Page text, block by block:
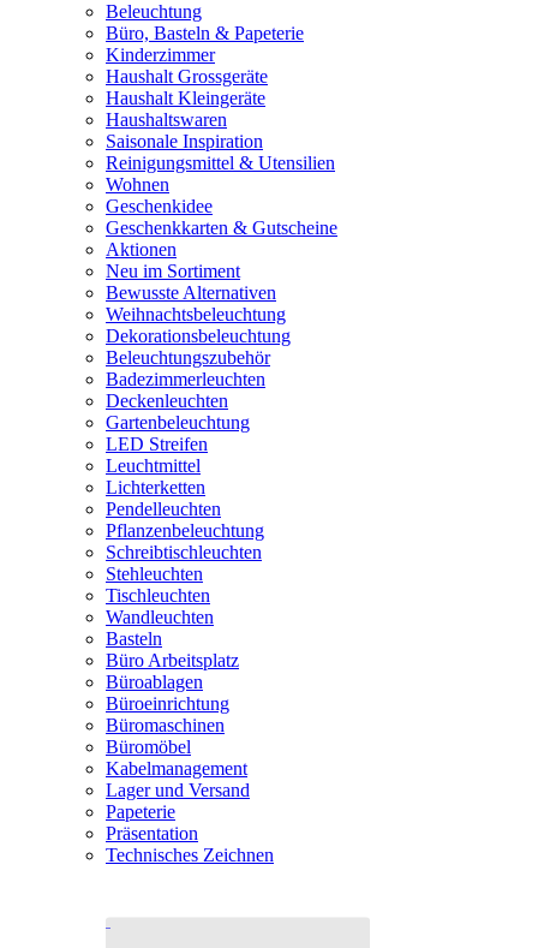
Beleuchtung
Büro, Basteln & Papeterie
Kinderzimmer
Haushalt Grossgeräte
Haushalt Kleingeräte
Haushaltswaren
Saisonale Inspiration
Reinigungsmittel & Utensilien
Wohnen
Geschenkidee
Geschenkkarten & Gutscheine
Aktionen
Neu im Sortiment
Bewusste Alternativen
Weihnachtsbeleuchtung
Dekorationsbeleuchtung
Beleuchtungszubehör
Badezimmerleuchten
Deckenleuchten
Gartenbeleuchtung
LED Streifen
Leuchtmittel
Lichterketten
Pendelleuchten
Pflanzenbeleuchtung
Schreibtischleuchten
Stehleuchten
Tischleuchten
Wandleuchten
Basteln
Büro Arbeitsplatz
Büroablagen
Büroeinrichtung
Büromaschinen
Büromöbel
Kabelmanagement
Lager und Versand
Papeterie
Präsentation
Technisches Zeichnen